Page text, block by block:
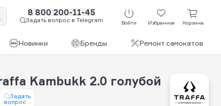
8 800 200-11-45
Задать вопрос в Telegram Войти Избранное Корзина
Новинки Бренды Ремонт самокатов
Kambukk 2.0 голубой
Задать
вопрос